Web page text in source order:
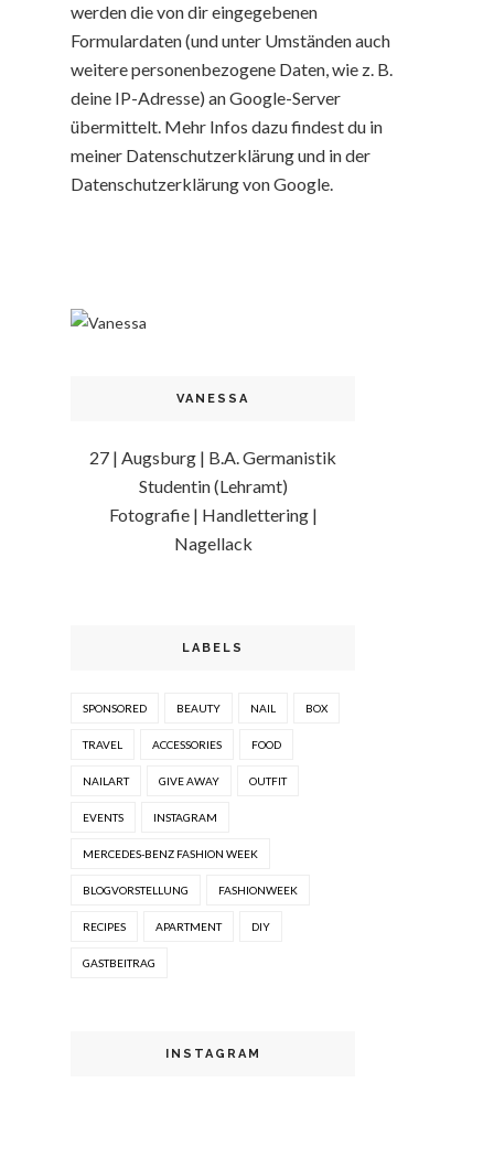
werden die von dir eingegebenen
Formulardaten (und unter Umständen auch
weitere personenbezogene Daten, wie z. B.
deine IP-Adresse) an Google-Server
übermittelt. Mehr Infos dazu findest du in
meiner Datenschutzerklärung und in der
Datenschutzerklärung von Google.
VANESSA
27 | Augsburg | B.A. Germanistik
Studentin (Lehramt)
Fotografie | Handlettering |
Nagellack
LABELS
SPONSORED BEAUTY NAIL BOX
TRAVEL ACCESSORIES FOOD
NAILART GIVE AWAY OUTFIT
EVENTS INSTAGRAM
MERCEDES-BENZ FASHION WEEK
BLOGVORSTELLUNG FASHIONWEEK
RECIPES APARTMENT DIY
GASTBEITRAG
INSTAGRAM